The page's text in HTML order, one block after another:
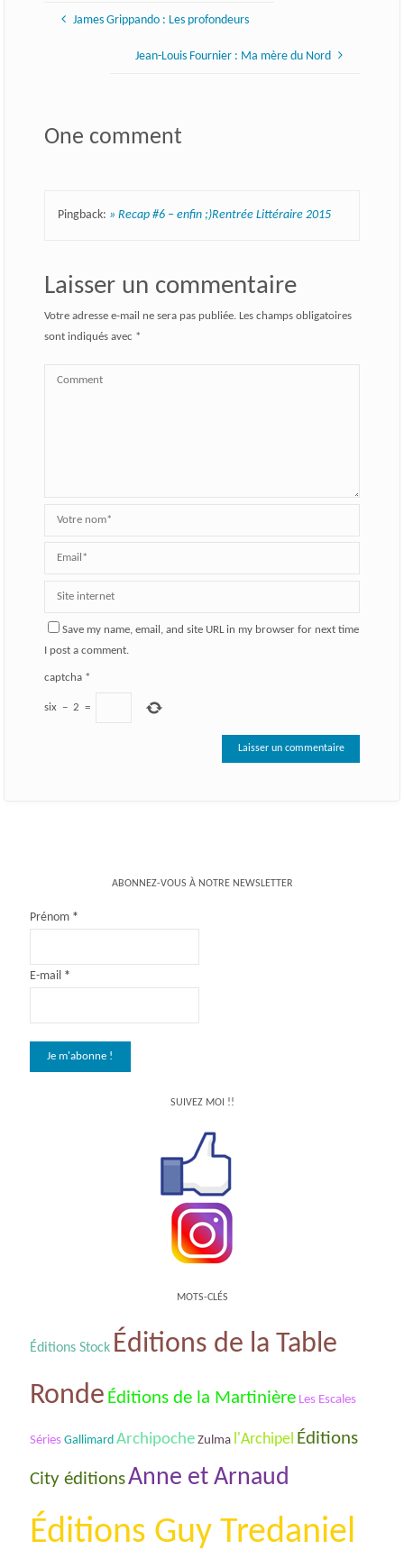
James Grippando : Les profondeurs
Jean-Louis Fournier : Ma mère du Nord
One comment
Pingback: » Recap #6 – enfin ;)Rentrée Littéraire 2015
Laisser un commentaire
Votre adresse e-mail ne sera pas publiée. Les champs obligatoires
sont indiqués avec *
Save my name, email, and site URL in my browser for next time
I post a comment.
captcha*
six − 2 =
ABONNEZ-VOUS À NOTRE NEWSLETTER
Prénom *
E-mail *
SUIVEZ MOI !!
MOTS-CLÉS
Éditions Stock Éditions de la Table
Ronde Éditions de la Martinière Les Escales
Séries Gallimard Archipoche Zulma l'Archipel Éditions
City éditionsAnne et Arnaud
Éditions Guy Tredaniel